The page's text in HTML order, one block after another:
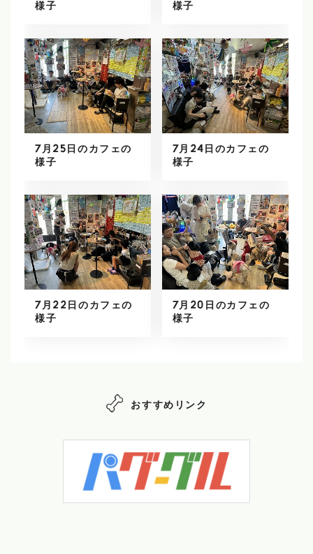
様子
様子
7月25日のカフェの
様子
7月24日のカフェの
様子
7月22日のカフェの
様子
7月20日のカフェの
様子
おすすめリンク